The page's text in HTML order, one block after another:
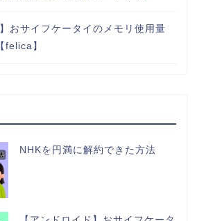
おサイフケータイのメモリ使用量
felica】
NHKを円満に解約できた方法